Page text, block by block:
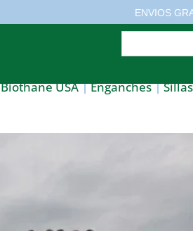
ENVIOS
Biothane USA Enganches